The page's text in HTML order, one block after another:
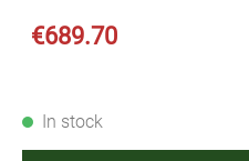
€689.70
In stock